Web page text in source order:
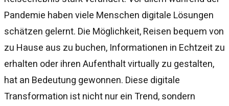
Pandemie haben viele Menschen digitale Lösungen
schätzen gelernt. Die Möglichkeit, Reisen bequem von
zu Hause aus zu buchen, Informationen in Echtzeit zu
erhalten oder ihren Aufenthalt virtually zu gestalten,
hat an Bedeutung gewonnen. Diese digitale
Transformation ist nicht nur ein Trend, sondern